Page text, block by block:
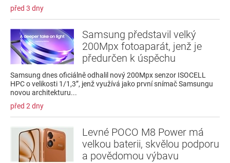
před 3 dny
Samsung představil velký
200Mpx fotoaparát, jenž je
předurčen k úspěchu
Samsung dnes oficiálně odhalil nový 200Mpx senzor ISOCELL
HPC o velikosti 1/1,3”, jenž využívá jako první snímač Samsungu
novou architekturu...
před 2 dny
Levné POCO M8 Power má
velkou baterii, skvělou podporu
a povědomou výbavu